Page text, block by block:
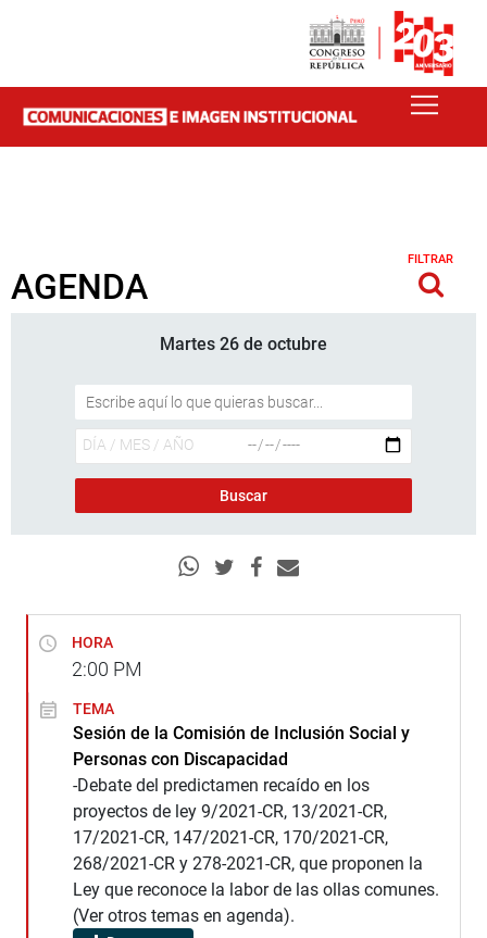
AGENDA
FILTRAR
Martes 26 de octubre
HORA
2:00 PM
TEMA
Sesión de la Comisión de Inclusión Social y
Personas con Discapacidad
-Debate del predictamen recaído en los
proyectos de ley 9/2021-CR, 13/2021-CR,
17/2021-CR, 147/2021-CR, 170/2021-CR,
268/2021-CR y 278-2021-CR, que proponen la
Ley que reconoce la labor de las ollas comunes.
(Ver otros temas en agenda).